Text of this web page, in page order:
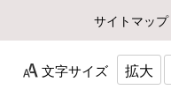
サイトマップ
文字サイズ 拡大